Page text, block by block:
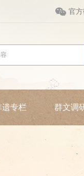
 官
遗专栏 群文调